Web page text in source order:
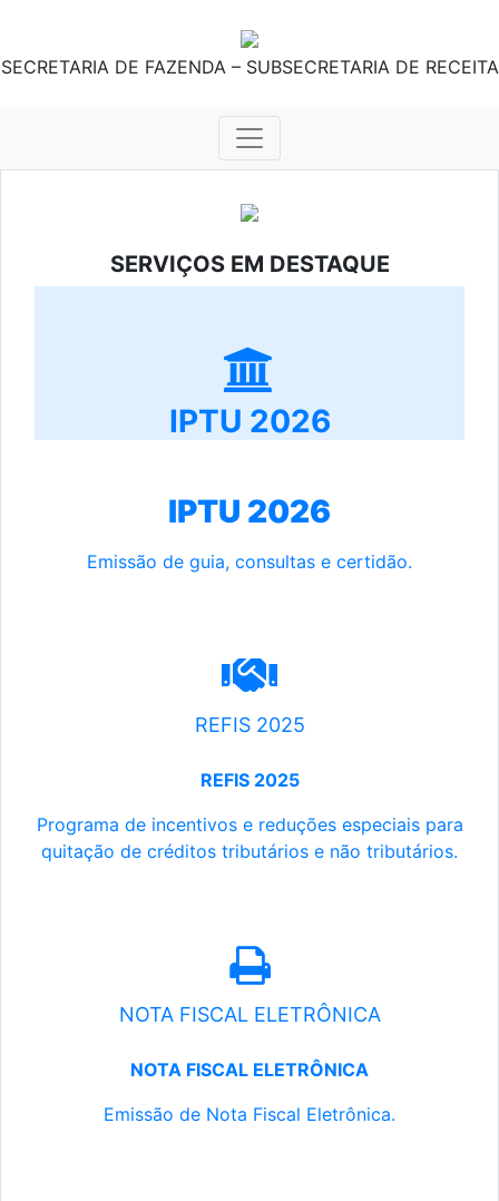
SECRETARIA DE FAZENDA – SUBSECRETARIA DE RECEITA
SERVIÇOS EM DESTAQUE
IPTU 2026
IPTU 2026
Emissão de guia, consultas e certidão.
REFIS 2025
REFIS 2025
Programa de incentivos e reduções especiais para
quitação de créditos tributários e não tributários.
NOTA FISCAL ELETRÔNICA
NOTA FISCAL ELETRÔNICA
Emissão de Nota Fiscal Eletrônica.